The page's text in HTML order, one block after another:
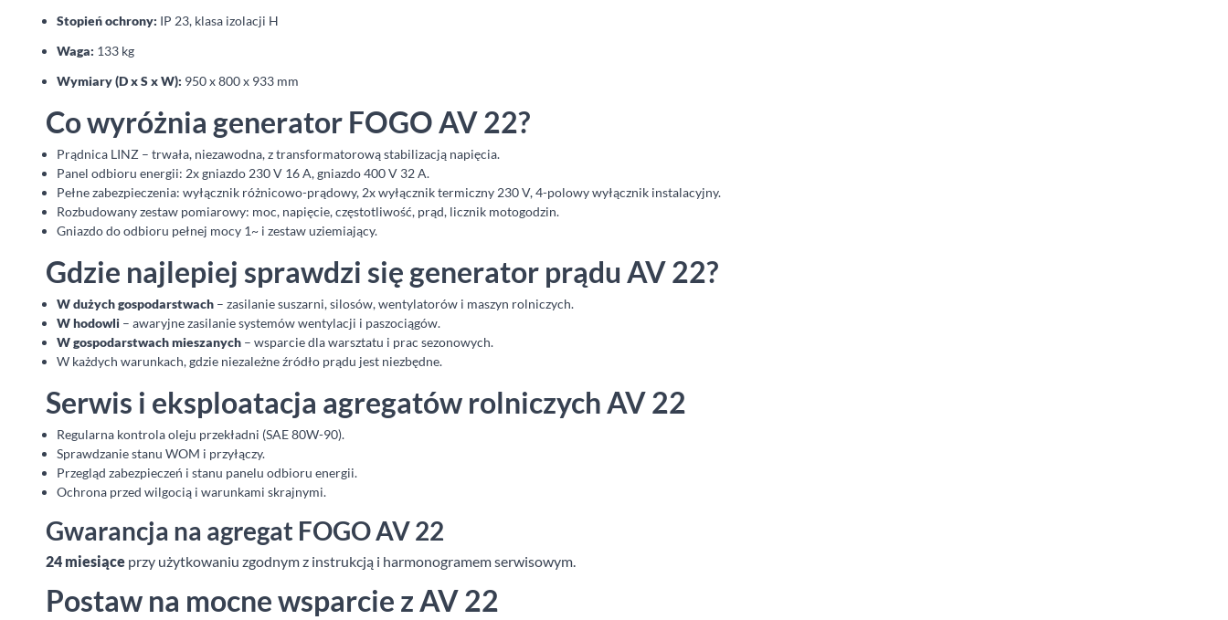
Stopień ochrony: IP 23, klasa izolacji H
Waga: 133 kg
Wymiary (D x S x W): 950 x 800 x 933 mm
Co wyróżnia generator FOGO AV 22?
Prądnica LINZ – trwała, niezawodna, z transformatorową stabilizacją napięcia.
Panel odbioru energii: 2x gniazdo 230 V 16 A, gniazdo 400 V 32 A.
Pełne zabezpieczenia: wyłącznik różnicowo-prądowy, 2x wyłącznik termiczny 230 V, 4-polowy wyłącznik instalacyjny.
Rozbudowany zestaw pomiarowy: moc, napięcie, częstotliwość, prąd, licznik motogodzin.
Gniazdo do odbioru pełnej mocy 1~ i zestaw uziemiający.
Gdzie najlepiej sprawdzi się generator prądu AV 22?
W dużych gospodarstwach – zasilanie suszarni, silosów, wentylatorów i maszyn rolniczych.
W hodowli – awaryjne zasilanie systemów wentylacji i paszociągów.
W gospodarstwach mieszanych – wsparcie dla warsztatu i prac sezonowych.
W każdych warunkach, gdzie niezależne źródło prądu jest niezbędne.
Serwis i eksploatacja agregatów rolniczych AV 22
Regularna kontrola oleju przekładni (SAE 80W-90).
Sprawdzanie stanu WOM i przyłączy.
Przegląd zabezpieczeń i stanu panelu odbioru energii.
Ochrona przed wilgocią i warunkami skrajnymi.
Gwarancja na agregat FOGO AV 22
24 miesiące przy użytkowaniu zgodnym z instrukcją i harmonogramem serwisowym.
Postaw na mocne wsparcie z AV 22